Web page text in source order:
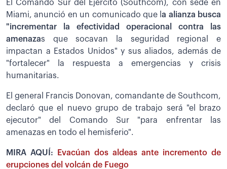
El Comando Sur del Ejército (Southcom), con sede en
Miami, anunció en un comunicado que la alianza busca
"incrementar la efectividad operacional contra las
amenazas que socavan la seguridad regional e
impactan a Estados Unidos" y sus aliados, además de
"fortalecer" la respuesta a emergencias y crisis
humanitarias.
El general Francis Donovan, comandante de Southcom,
declaró que el nuevo grupo de trabajo será "el brazo
ejecutor" del Comando Sur "para enfrentar las
amenazas en todo el hemisferio".
MIRA AQUÍ:
Evacúan dos aldeas ante incremento de
erupciones del volcán de Fuego